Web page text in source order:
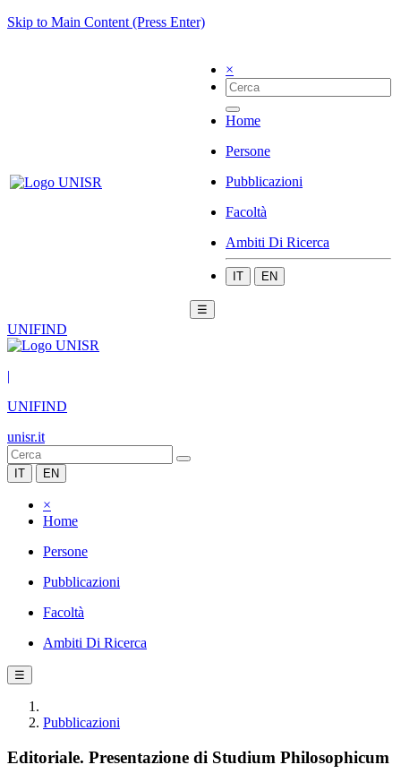
Skip to Main Content (Press Enter)
×
Home
Persone
Pubblicazioni
Facoltà
Ambiti Di Ricerca
IT EN
☰
UNIFIND
|
UNIFIND
unisr.it
IT EN
×
Home
Persone
Pubblicazioni
Facoltà
Ambiti Di Ricerca
☰
Pubblicazioni
Editoriale. Presentazione di Studium Philosophicum